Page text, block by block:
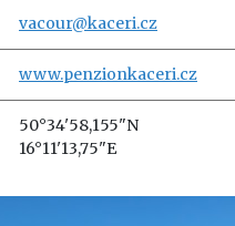
vacour@kaceri.cz
www.penzionkaceri.cz
50°34'58,155"N
16°11'13,75"E